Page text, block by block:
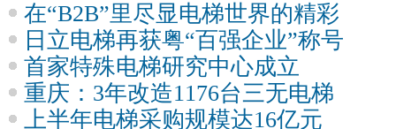
在“B2B”里尽显电梯世界的精彩
日立电梯再获粤“百强企业”称号
首家特殊电梯研究中心成立
重庆：3年改造1176台三无电梯
上半年电梯采购规模达16亿元